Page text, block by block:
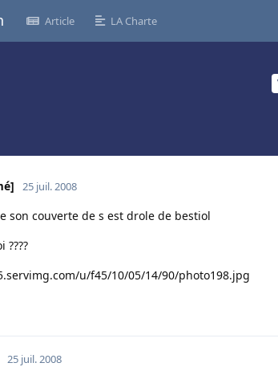
Article LA Charte
25 juil. 2008
son couverte de s est drole de bestiol
????
u/f45/10/05/14/90/photo198.jpg
25 juil. 2008